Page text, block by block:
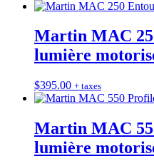
Martin MAC
lumière
$395.00 + taxes
Martin MAC
lumière